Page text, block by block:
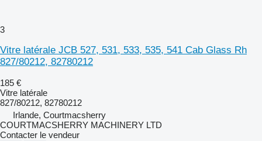
3
Vitre latérale JCB 527, 531, 533, 535, 541 Cab Glass Rh
827/80212, 82780212
185 €
Vitre latérale
827/80212, 82780212
Irlande, Courtmacsherry
COURTMACSHERRY MACHINERY LTD
Contacter le vendeur